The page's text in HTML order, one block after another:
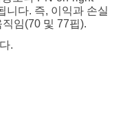
니다. 즉, 이익과 손실
임(70 및 77핍).
.